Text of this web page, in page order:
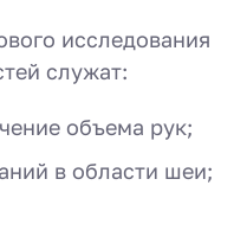
исследования
служат:
объема рук;
в области шеи;